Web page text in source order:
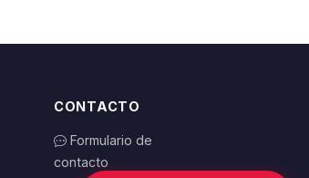
CONTACTO
Formulario de
contacto